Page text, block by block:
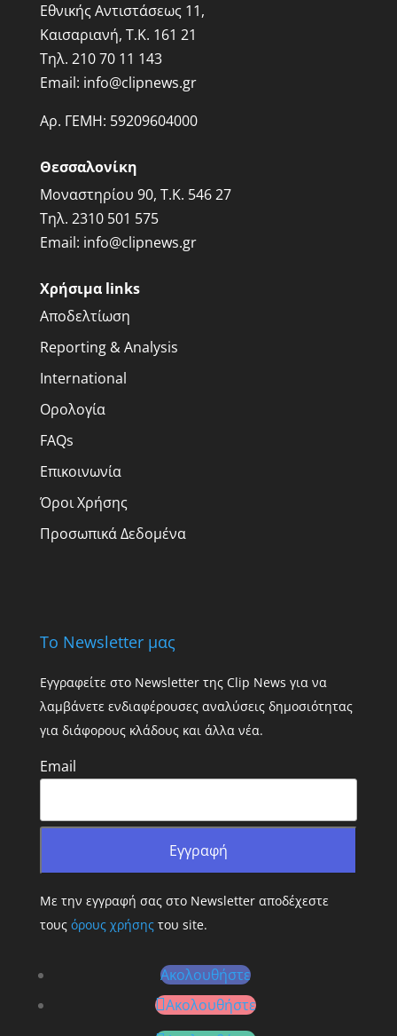
Εθνικής Αντιστάσεως 11,
Καισαριανή, Τ.Κ. 161 21
Τηλ. 210 70 11 143
Email: info@clipnews.gr
Αρ. ΓΕΜΗ: 59209604000
Θεσσαλονίκη
Μοναστηρίου 90, Τ.Κ. 546 27
Τηλ. 2310 501 575
Email: info@clipnews.gr
Χρήσιμα links
Αποδελτίωση
Reporting & Analysis
International
Ορολογία
FAQs
Επικοινωνία
Όροι Χρήσης
Προσωπικά Δεδομένα
Το Newsletter μας
Εγγραφείτε στο Newsletter της Clip News για να
λαμβάνετε ενδιαφέρουσες αναλύσεις δημοσιότητας
για διάφορους κλάδους και άλλα νέα.
Email
Με την εγγραφή σας στο Newsletter αποδέχεστε
τους όρους χρήσηςτου site.
Ακολουθήστε
Ακολουθήστε